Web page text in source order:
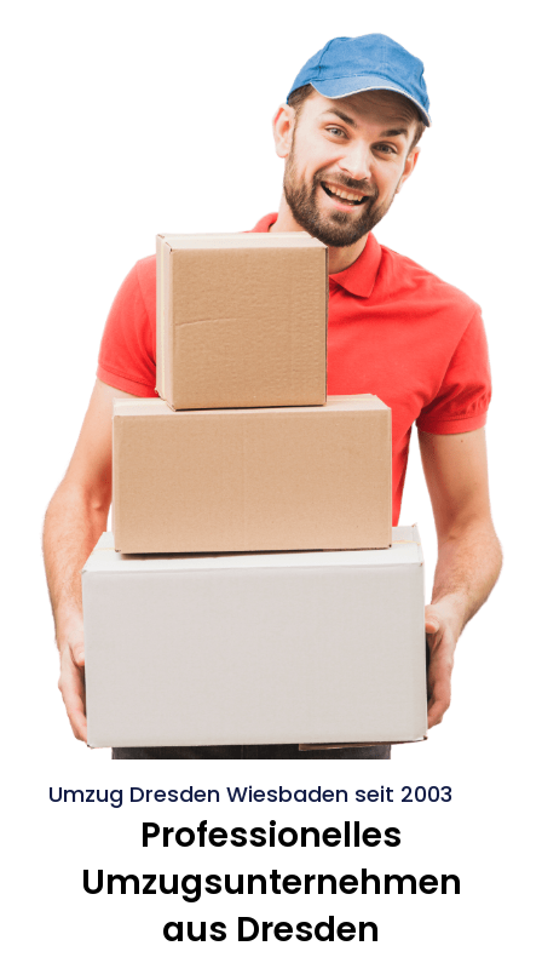
Umzug Dresden Wiesbaden seit 2003
Professionelles
Umzugsunternehmen
aus Dresden